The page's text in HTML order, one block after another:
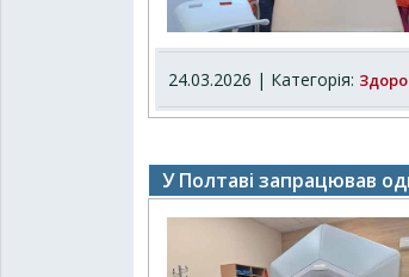
24.03.2026 | Категорія:
У Полтаві запрацював